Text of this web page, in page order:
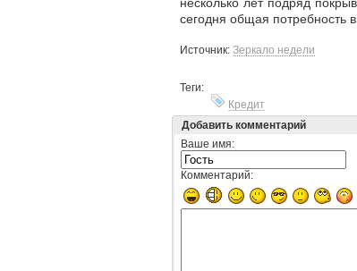
сегодня общая потребность
Источник: Зеркало недели
Теги:
Кредит
Добавить комментарий
Ваше имя:
Комментарий: